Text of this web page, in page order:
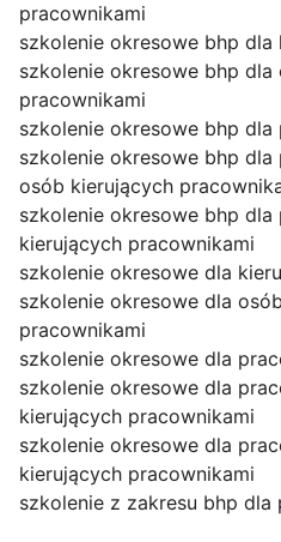
pracownikami
szkolenie okresowe bhp
szkolenie okresowe bhp
pracownikami
szkolenie okresowe bhp
szkolenie okresowe bhp
osób kierujących
szkolenie okresowe bhp
kierujących pracownikami
szkolenie okresowe dla
szkolenie okresowe dla
pracownikami
szkolenie okresowe dla
szkolenie okresowe dla
kierujących pracownikami
szkolenie okresowe dla
kierujących pracownikami
szkolenie z zakresu bhp